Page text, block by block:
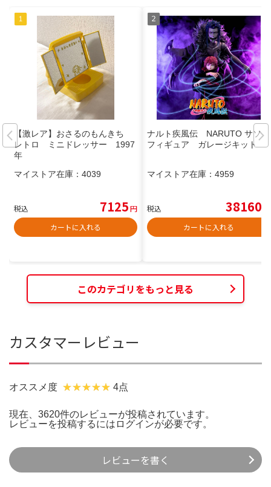
【激レア】おさるのもんきち
レトロ ミニドレッサー 1997
年
マイストア在庫： 4039
税込 7125円
カートに入れる
ナルト疾風伝 NARUTO サソリ
フィギュア ガレージキット
マイストア在庫： 4959
税込 38160
カートに入れる
このカテゴリをもっと見る
カスタマーレビュー
オススメ度 4点
現在、3620件のレビューが投稿されています。
レビューを投稿するには ログインが必要です。
レビューを書く